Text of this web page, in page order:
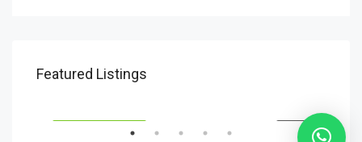
Featured Listings
VENTA
DesdeU$S101.308
AVENIDA ITALIA ESQ. CANDELARIA